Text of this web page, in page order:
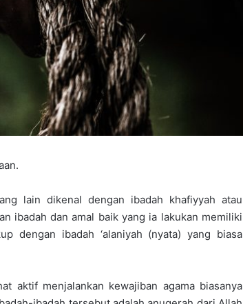
lain dikenal dengan ibadah khafiyyah atau
ibadah dan amal baik yang ia lakukan memiliki
dengan ibadah ‘alaniyah (nyata) yang biasa
aktif menjalankan kewajiban agama biasanya